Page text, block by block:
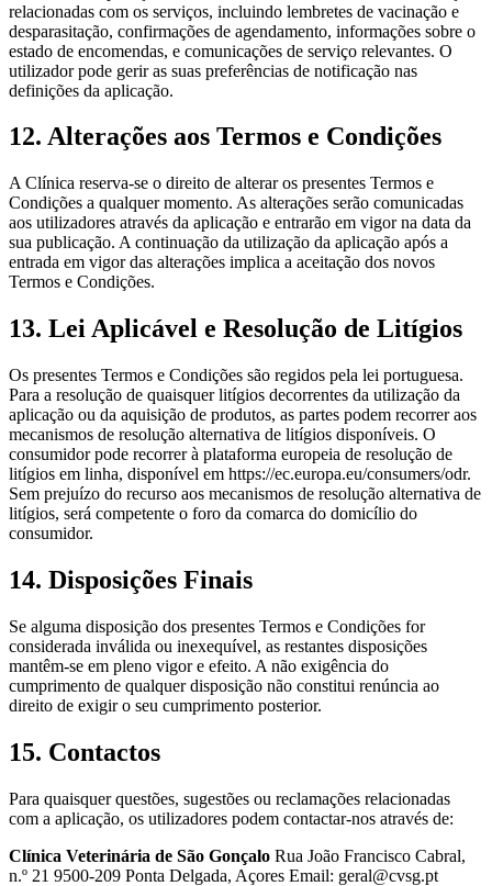
relacionadas com os serviços, incluindo lembretes de vacinação e
desparasitação, confirmações de agendamento, informações sobre o
estado de encomendas, e comunicações de serviço relevantes. O
utilizador pode gerir as suas preferências de notificação nas
definições da aplicação.
12. Alterações aos Termos e Condições
A Clínica reserva-se o direito de alterar os presentes Termos e
Condições a qualquer momento. As alterações serão comunicadas
aos utilizadores através da aplicação e entrarão em vigor na data da
sua publicação. A continuação da utilização da aplicação após a
entrada em vigor das alterações implica a aceitação dos novos
Termos e Condições.
13. Lei Aplicável e Resolução de Litígios
Os presentes Termos e Condições são regidos pela lei portuguesa.
Para a resolução de quaisquer litígios decorrentes da utilização da
aplicação ou da aquisição de produtos, as partes podem recorrer aos
mecanismos de resolução alternativa de litígios disponíveis. O
consumidor pode recorrer à plataforma europeia de resolução de
litígios em linha, disponível em https://ec.europa.eu/consumers/odr.
Sem prejuízo do recurso aos mecanismos de resolução alternativa de
litígios, será competente o foro da comarca do domicílio do
consumidor.
14. Disposições Finais
Se alguma disposição dos presentes Termos e Condições for
considerada inválida ou inexequível, as restantes disposições
mantêm-se em pleno vigor e efeito. A não exigência do
cumprimento de qualquer disposição não constitui renúncia ao
direito de exigir o seu cumprimento posterior.
15. Contactos
Para quaisquer questões, sugestões ou reclamações relacionadas
com a aplicação, os utilizadores podem contactar-nos através de:
Clínica Veterinária de São Gonçalo Rua João Francisco Cabral,
n.º 21 9500-209 Ponta Delgada, Açores Email: geral@cvsg.pt